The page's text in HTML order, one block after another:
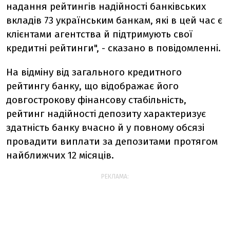
надання рейтингів надійності банківських
вкладів 73 українським банкам, які в цей час є
клієнтами агентства й підтримують свої
кредитні рейтинги", - сказано в повідомленні.
На відміну від загального кредитного
рейтингу банку, що відображає його
довгострокову фінансову стабільність,
рейтинг надійності депозиту характеризує
здатність банку вчасно й у повному обсязі
провадити виплати за депозитами протягом
найближчих 12 місяців.
РЕКЛАМА: